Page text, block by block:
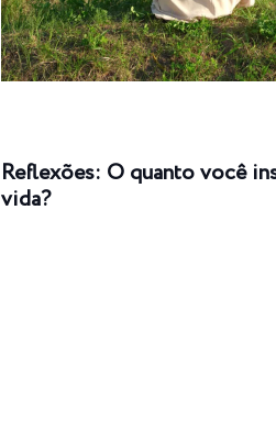
Reflexões: O quanto você
vida?